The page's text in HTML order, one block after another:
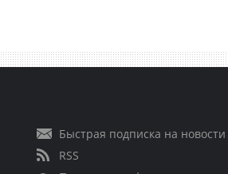
Быстрая подписка на новости
RSS